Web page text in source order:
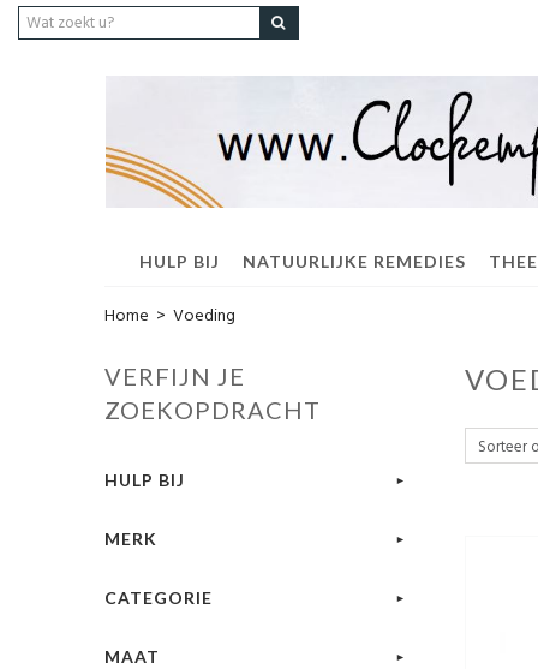
HULP BIJ NATUURLIJKE REMEDIES
Home > Voeding
VERFIJN JE
ZOEKOPDRACHT
HULP BIJ
MERK
CATEGORIE
MAAT